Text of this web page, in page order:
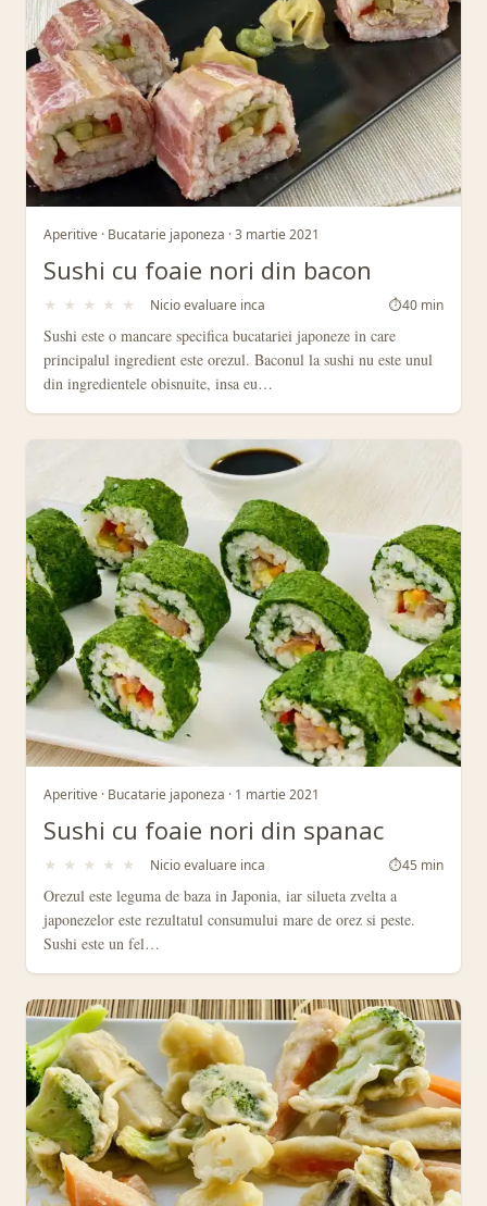
Aperitive · Bucatarie japoneza · 3 martie 2021
Sushi cu foaie nori din bacon
★ ★ ★ ★ ★ Nicio evaluare inca ⏱40 min
Sushi este o mancare specifica bucatariei japoneze in care
principalul ingredient este orezul. Baconul la sushi nu este unul
din ingredientele obisnuite, insa eu…
Aperitive · Bucatarie japoneza · 1 martie 2021
Sushi cu foaie nori din spanac
★ ★ ★ ★ ★ Nicio evaluare inca ⏱45 min
Orezul este leguma de baza in Japonia, iar silueta zvelta a
japonezelor este rezultatul consumului mare de orez si peste.
Sushi este un fel…